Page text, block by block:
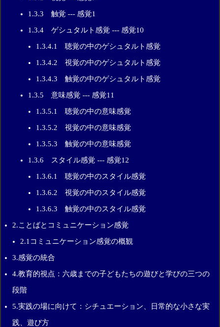
1.3.3 触覚 --- 感覚1
1.3.4 ゲシュタルト感覚 --- 感覚10
1.3.4.1 聴覚の中のゲシュタルト感覚
1.3.4.2 視覚の中のゲシュタルト感覚
1.3.4.3 触覚の中のゲシュタルト感覚
1.3.5 意味感覚 --- 感覚11
1.3.5.1 聴覚の中の意味感覚
1.3.5.2 視覚の中の意味感覚
1.3.5.3 触覚の中の意味感覚
1.3.6 スタイル感覚 --- 感覚12
1.3.6.1 聴覚の中のスタイル感覚
1.3.6.2 視覚の中のスタイル感覚
1.3.6.3 触覚の中のスタイル感覚
2.ことばとコミュニケーション感覚
2.1コミュニケーション感覚の概観
3.感覚の統合
4.教育的視点：六歳までの子どもたちの遊びと学びの三つの
段階
5.実践の場に向けて：シチュエーション、日常的な小さな実
践、遊び方